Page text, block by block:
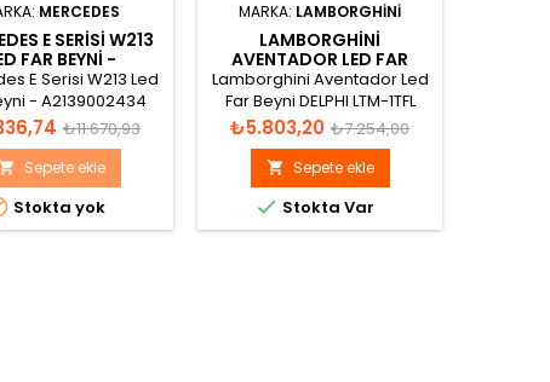
MERCEDES
E SERISI W213
FAR BEYNI -
E Serisi W213 Led
- A2139002434
Normal
fiyat
₺11.670,93
Sepete ekle
Stokta yok
MARKA: LAMBORGHINI
LAMBORGHINI
AVENTADOR LED FAR
BEYNI 4G0907697J
Lamborghini Aventador Led
Far Beyni DELPHI LTM-1TFL
499329883 Katalog
görünümü
Fiyat
₺5.803,20 Normal
fiyat
₺7.254,00
 Sepete ekle
 Stokta Var